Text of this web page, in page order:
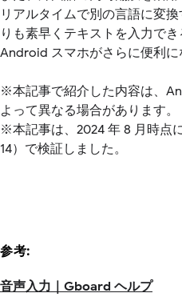
リアルタイムで別の言語に変
りも素早くテキストを入力でき
Android スマホがさらに便利に
※本記事で紹介した内容は、
よって異なる場合があります。
※本記事は、2024 年 8 月時点
14）で検証しました。
参考:
音声入力｜Gboard ヘルプ